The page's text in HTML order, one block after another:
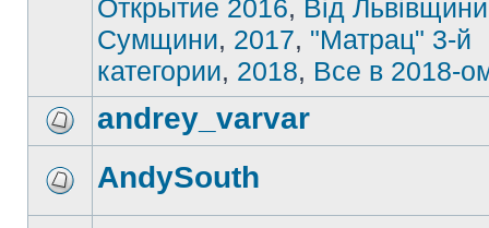
Открытие 2016, Від
Сумщини, 2017, "Матрац" 3-й
категории, 2018, Все в 2018-
andrey_varvar
AndySouth